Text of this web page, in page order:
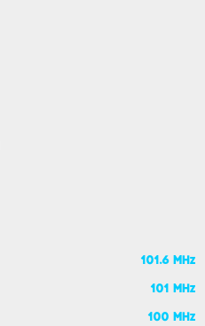
101.6 MHz
101 MHz
100 MHz